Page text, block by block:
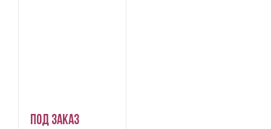
Под заказ